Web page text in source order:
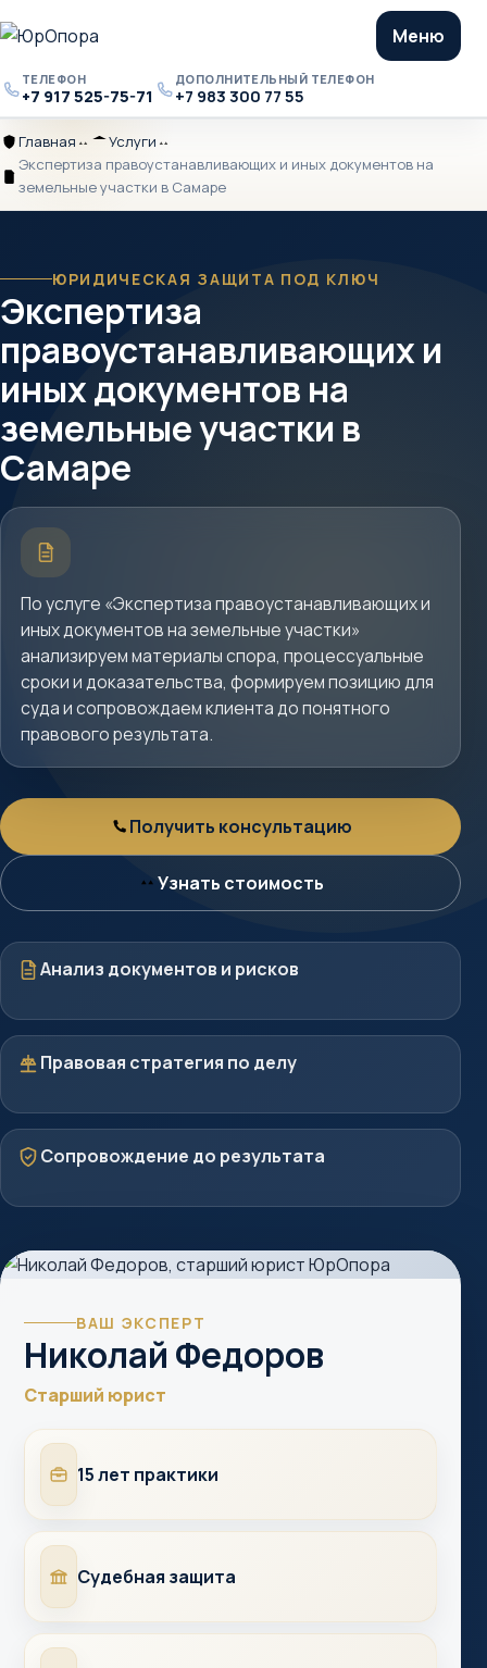
Телефон
ТЕЛЕФОН
+7 917 525-75-71 Дополнительный
телефон
ДОПОЛНИТЕЛЬНЫЙ ТЕЛЕФОН
+7 983 300 77 55
Меню
Главная
Главная Разделитель
Услуги
Услуги Разделитель
Экспертиза
правоустанавливающих
документов
на
земельные
участки
в
Самаре
Экспертиза правоустанавливающих и иных документов на
земельные участки в Самаре
ЮРИДИЧЕСКАЯ ЗАЩИТА ПОД КЛЮЧ
Экспертиза
правоустанавливающих и
иных документов на
земельные участки в
Самаре
Краткое
описание
услуги
По услуге «Экспертиза правоустанавливающих и
иных документов на земельные участки»
анализируем материалы спора, процессуальные
сроки и доказательства, формируем позицию для
суда и сопровождаем клиента до понятного
правового результата.
Консультация
Получить консультацию
Стоимость
Узнать стоимость
Документы
Анализ документов и рисков
Стратегия
Правовая стратегия по делу
Защита
Сопровождение до результата
ВАШ ЭКСПЕРТ
Николай Федоров
Старший юрист
Опыт15 лет практики
СудыСудебная защита